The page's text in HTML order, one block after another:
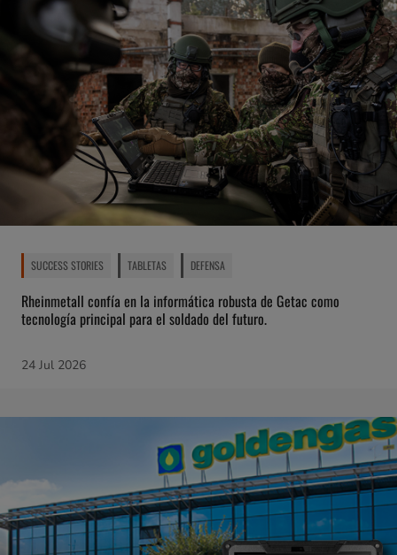
SUCCESS STORIES TABLETAS DEFENSA
Rheinmetall confía en la informática robusta de Getac como
tecnología principal para el soldado del futuro.
24 Jul 2026